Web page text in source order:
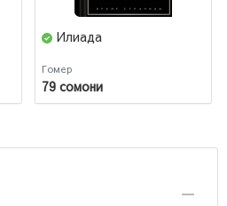
Илиада
Гомер
79 сомони